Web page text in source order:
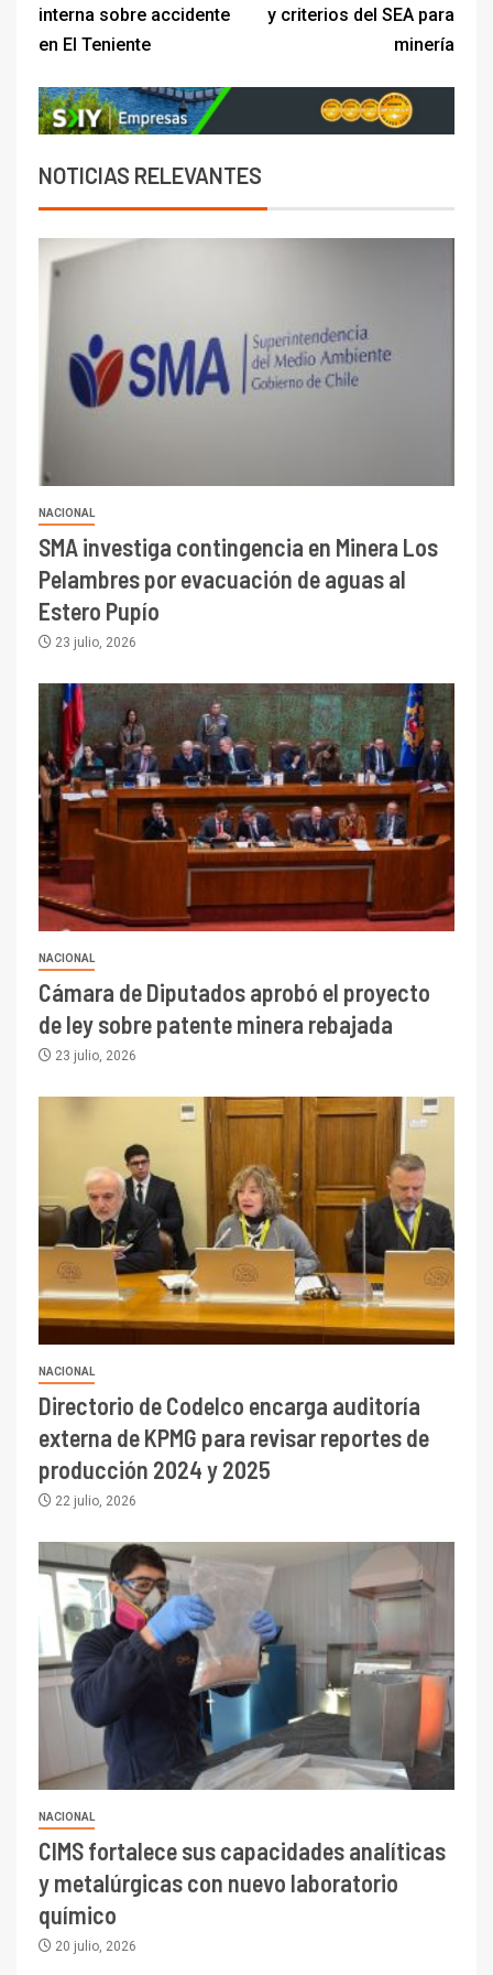
interna sobre accidente
en El Teniente
y criterios del SEA para
minería
NOTICIAS RELEVANTES
NACIONAL
SMA investiga contingencia en Minera Los
Pelambres por evacuación de aguas al
Estero Pupío
23 julio, 2026
NACIONAL
Cámara de Diputados aprobó el proyecto
de ley sobre patente minera rebajada
23 julio, 2026
NACIONAL
Directorio de Codelco encarga auditoría
externa de KPMG para revisar reportes de
producción 2024 y 2025
22 julio, 2026
NACIONAL
CIMS fortalece sus capacidades analíticas
y metalúrgicas con nuevo laboratorio
químico
20 julio, 2026